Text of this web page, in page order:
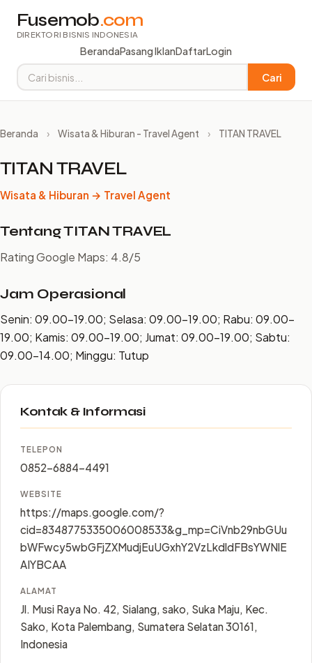
Fusemob.com
DIREKTORI BISNIS INDONESIA
BerandaPasang IklanDaftarLogin
Cari
Beranda › Wisata & Hiburan - Travel Agent › TITAN TRAVEL
TITAN TRAVEL
Wisata & Hiburan → Travel Agent
Tentang TITAN TRAVEL
Rating Google Maps: 4.8/5
Jam Operasional
Senin: 09.00–19.00; Selasa: 09.00–19.00; Rabu: 09.00–
19.00; Kamis: 09.00–19.00; Jumat: 09.00–19.00; Sabtu:
09.00–14.00; Minggu: Tutup
Kontak & Informasi
TELEPON
0852-6884-4491
WEBSITE
https://maps.google.com/?
cid=8348775335006008533&g_mp=CiVnb29nbGUu
bWFwcy5wbGFjZXMudjEuUGxhY2VzLkdldFBsYWNlE
AIYBCAA
ALAMAT
Jl. Musi Raya No. 42, Sialang, sako, Suka Maju, Kec.
Sako, Kota Palembang, Sumatera Selatan 30161,
Indonesia